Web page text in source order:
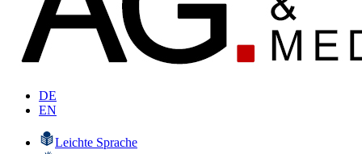
DE
EN
Leichte Sprache